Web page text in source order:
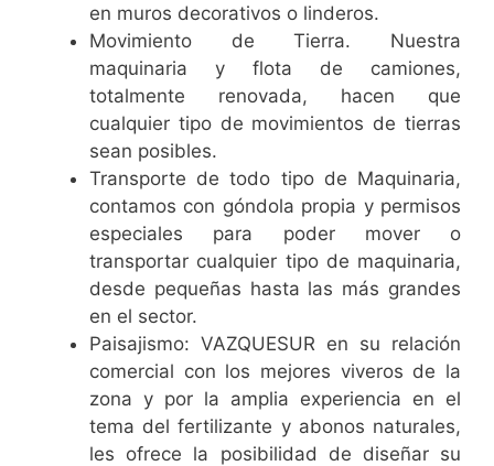
en muros decorativos o linderos.
Movimiento de Tierra. Nuestra
maquinaria y flota de camiones,
totalmente renovada, hacen que
cualquier tipo de movimientos de tierras
sean posibles.
Transporte de todo tipo de Maquinaria,
contamos con góndola propia y permisos
especiales para poder mover o
transportar cualquier tipo de maquinaria,
desde pequeñas hasta las más grandes
en el sector.
Paisajismo: VAZQUESUR en su relación
comercial con los mejores viveros de la
zona y por la amplia experiencia en el
tema del fertilizante y abonos naturales,
les ofrece la posibilidad de diseñar su